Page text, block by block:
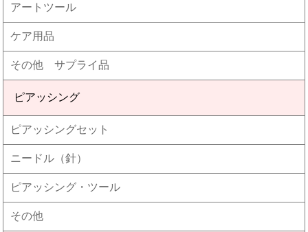
アートツール
ケア用品
その他 サプライ品
ピアッシング
ピアッシングセット
ニードル（針）
ピアッシング・ツール
その他